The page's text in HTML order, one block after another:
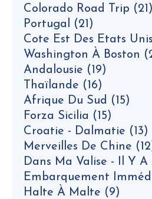
Colorado Road Trip (21)
Portugal (21)
Cote Est Des Etats
Washington À Boston
Andalousie (19)
Thaïlande (16)
Afrique Du Sud (15)
Forza Sicilia (15)
Croatie - Dalmatie (13)
Merveilles De Chine
Dans Ma Valise - Il Y A
Embarquement
Halte À Malte (9)